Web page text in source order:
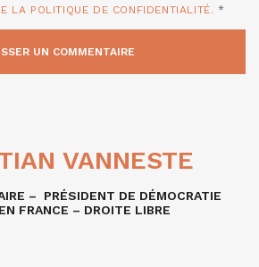
LA POLITIQUE DE CONFIDENTIALITÉ. *
VANNESTE
– PRÉSIDENT DE DÉMOCRATIE
FRANCE – DROITE LIBRE